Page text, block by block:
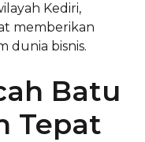
Kediri,
memberikan
dunia bisnis.
Batu
Tepat